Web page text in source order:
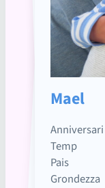
Mael
Anniversari
Temp
Pais
Grondezza